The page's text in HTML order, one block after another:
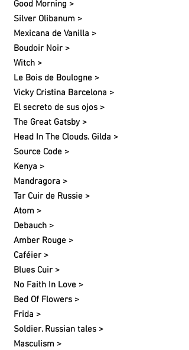
Good Morning >
Silver Olibanum >
Mexicana de Vanilla >
Boudoir Noir >
Witch >
Le Bois de Boulogne >
Vicky Cristina Barcelona >
El secreto de sus ojos >
The Great Gatsby >
Head In The Clouds. Gilda >
Source Code >
Kenya >
Mandragora >
Tar Cuir de Russie >
Atom >
Debauch >
Amber Rouge >
Caféier >
Blues Cuir >
No Faith In Love >
Bed Of Flowers >
Frida >
Soldier. Russian tales >
Masculism >